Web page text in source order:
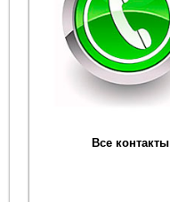
Все контакты